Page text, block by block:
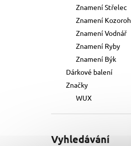
Znamení Střelec
Znamení Kozoroh
Znamení Vodnář
Znamení Ryby
Znamení Býk
Dárkové balení
Značky
WUX
Vyhledávání